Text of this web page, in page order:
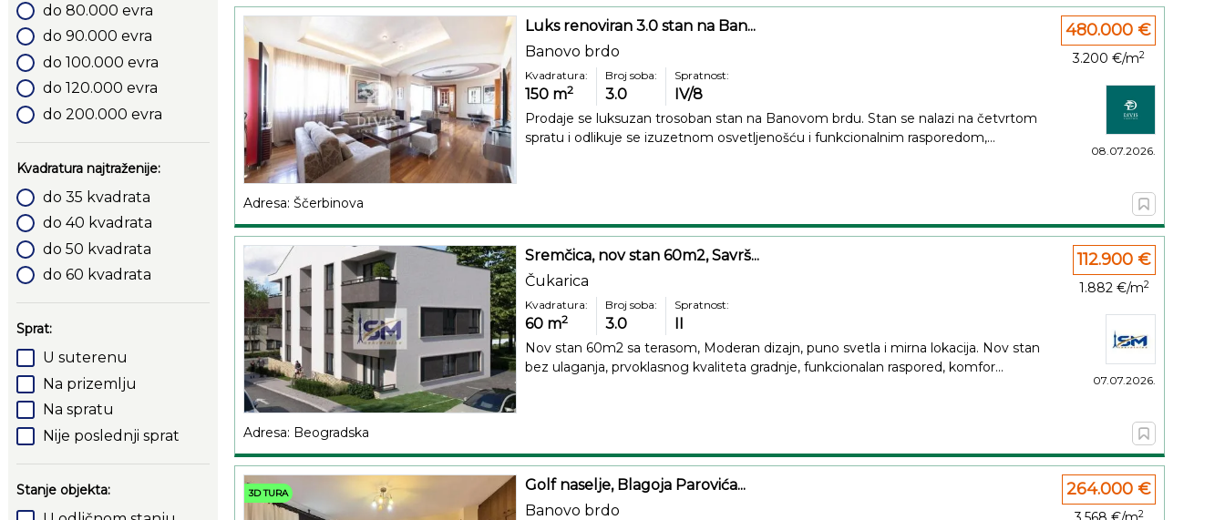
do 80.000 evra
do 90.000 evra
do 100.000 evra
do 120.000 evra
do 200.000 evra
Kvadratura najtraženije:
do 35 kvadrata
do 40 kvadrata
do 50 kvadrata
do 60 kvadrata
Sprat:
U suterenu
Na prizemlju
Na spratu
Nije poslednji sprat
Stanje objekta:
Luks renoviran 3.0 stan na Ban...
Banovo brdo
Kvadratura:
150 m2
Broj soba:
3.0
Spratnost:
IV/8
Prodaje se luksuzan trosoban stan na Banovom brdu. Stan se nalazi na četvrtom
spratu i odlikuje se izuzetnom osvetljenošću i funkcionalnim rasporedom,...
480.000 €
3.200 €/m2
08.07.2026.
Adresa: Ščerbinova
Sremčica, nov stan 60m2, Savrš...
Čukarica
Kvadratura:
60 m2
Broj soba:
3.0
Spratnost:
II
Nov stan 60m2 sa terasom, Moderan dizajn, puno svetla i mirna lokacija. Nov stan
bez ulaganja, prvoklasnog kvaliteta gradnje, funkcionalan raspored, komfor...
112.900 €
1.882 €/m2
07.07.2026.
Adresa: Beogradska
3D TURA
Golf naselje, Blagoja Parovića...
Banovo brdo
264.000 €
2